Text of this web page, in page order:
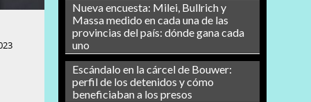
Nueva encuesta: Milei, Bullrich y
Massa medido en cada una de las
provincias del país: dónde gana cada
uno
Escándalo en la cárcel de Bouwer:
perfil de los detenidos y cómo
beneficiaban a los presos